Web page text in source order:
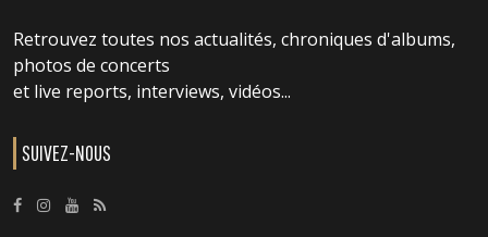
Retrouvez toutes nos actualités, chroniques d'albums,
photos de concerts
et live reports, interviews, vidéos...
SUIVEZ-NOUS